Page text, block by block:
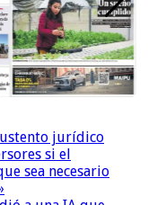
jurídico
si el
sea necesario